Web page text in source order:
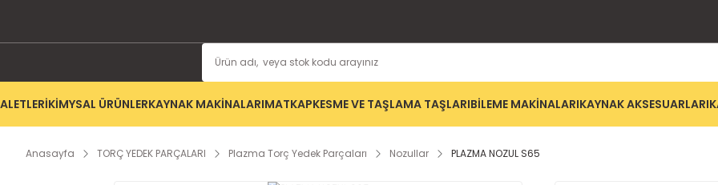
KİMYSAL ÜRÜNLERKAYNAK MAKİNALARIMATKAPKESME VE TAŞLAMA TAŞLARIBİLEME MAKİNALARIKAYNAK AKSESUARLARI
Anasayfa TORÇ YEDEK PARÇALARI Plazma Torç Yedek Parçaları Nozullar PLAZMA NOZUL S65